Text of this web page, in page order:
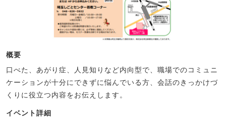
概要
口べた、あがり症、人見知りなど内向型で、職場でのコミュニ
ケーションが十分にできずに悩んでいる方、会話のきっかけづ
くりに役立つ内容をお伝えします。
イベント詳細